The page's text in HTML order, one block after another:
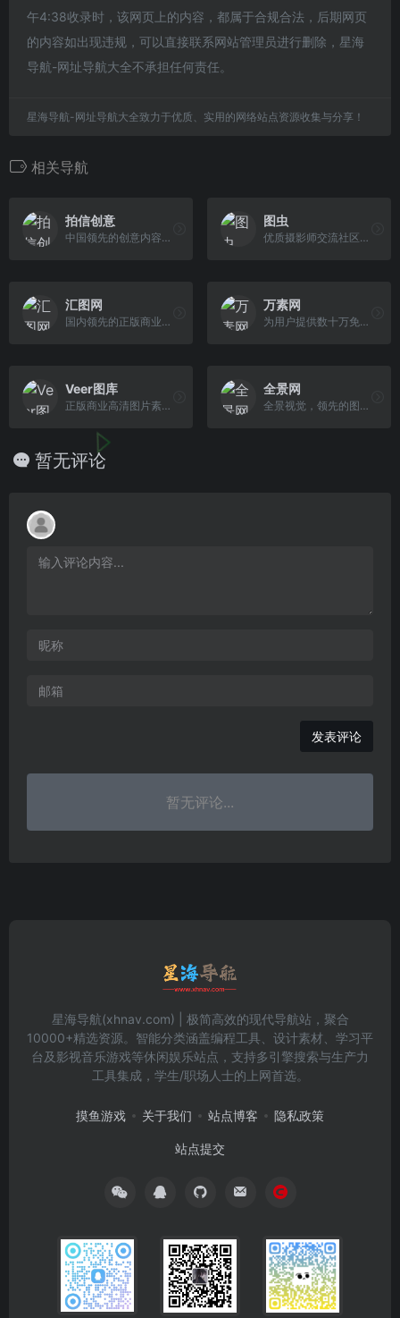
午4:38收录时，该网页上的内容，都属于合规合法，后期网页
的内容如出现违规，可以直接联系网站管理员进行删除，星海
导航-网址导航大全不承担任何责任。
星海导航-网址导航大全致力于优质、实用的网络站点资源收集与分享！
相关导航
拍信创意
中国领先的创意内容素材平台
图虫
优质摄影师交流社区，正版素...
汇图网
国内领先的正版商业图库,原创...
万素网
为用户提供数十万免版权商业...
Veer图库
正版商业高清图片素材网站
全景网
全景视觉，领先的图片库和正版图片素材网站
暂无评论
发表评论
暂无评论...
星海导航(xhnav.com) | 极简高效的现代导航站，聚合
10000+精选资源。智能分类涵盖编程工具、设计素材、学习平
台及影视音乐游戏等休闲娱乐站点，支持多引擎搜索与生产力
工具集成，学生/职场人士的上网首选。
摸鱼游戏 关于我们 站点博客 隐私政策
站点提交